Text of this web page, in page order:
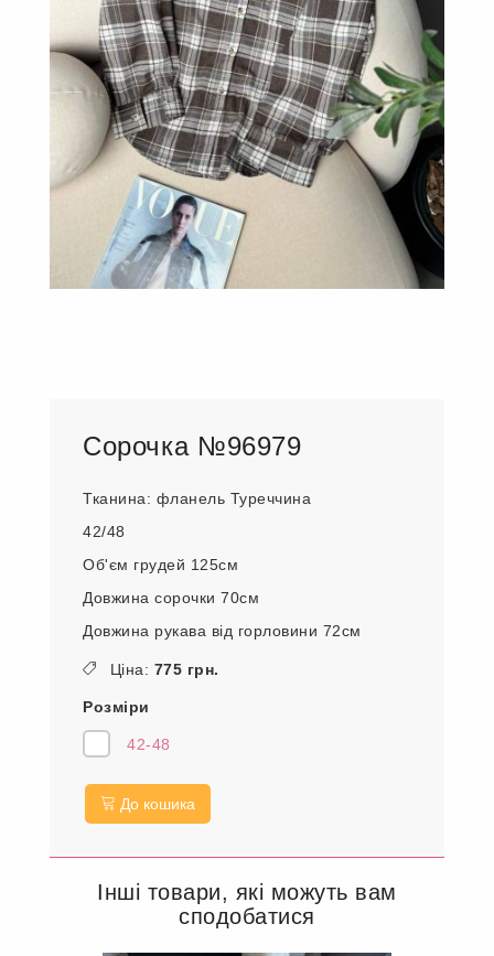
Сорочка №96979
Тканина: фланель Туреччина
42/48
Об'єм грудей 125см
Довжина сорочки 70см
Довжина рукава від горловини 72см
Ціна: 775 грн.
Розміри
42-48
До кошика
Інші товари, які можуть вам
сподобатися